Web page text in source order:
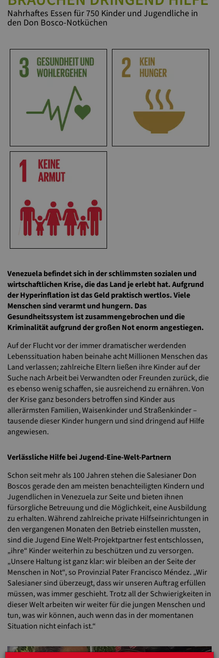
Nahrhaftes Essen für 750 Kinder und Jugendliche in
den Don Bosco-Notküchen
Venezuela befindet sich in der schlimmsten sozialen und
wirtschaftlichen Krise, die das Land je erlebt hat. Aufgrund
der Hyperinflation ist das Geld praktisch wertlos. Viele
Menschen sind verarmt und hungern. Das
Gesundheitssystem ist zusammengebrochen und die
Kriminalität aufgrund der großen Not enorm angestiegen.
Auf der Flucht vor der immer dramatischer werdenden
Lebenssituation haben beinahe achtMillionen Menschen das
Land verlassen; zahlreiche Eltern ließen ihre Kinder auf der
Suche nach Arbeit bei Verwandten oder Freunden zurück, die
es ebenso wenig schaffen, sie ausreichend zu ernähren. Von
der Krise ganz besonders betroffen sind Kinder aus
allerärmsten Familien, Waisenkinder und Straßenkinder –
tausende dieser Kinder hungern und sind dringend auf Hilfe
angewiesen.
Verlässliche Hilfe bei Jugend-Eine-Welt-Partnern
Schon seit mehr als 100 Jahren stehen die Salesianer Don
Boscos gerade den am meisten benachteiligten Kindern und
Jugendlichen in Venezuela zur Seite und bieten ihnen
fürsorgliche Betreuung und die Möglichkeit, eine Ausbildung
zu erhalten. Während zahlreiche private Hilfseinrichtungen in
den vergangenen Monaten den Betrieb einstellen mussten,
sind die Jugend Eine Welt-Projektpartner fest entschlossen,
„ihre“ Kinder weiterhin zu beschützen und zu versorgen.
„Unsere Haltung ist ganz klar: wir bleiben an der Seite der
Menschen in Not“, so Provinzial Pater Francisco Méndez. „Wir
Salesianer sind überzeugt, dass wir unseren Auftrag erfüllen
müssen, was immer geschieht. Trotz all der Schwierigkeiten in
dieser Welt arbeiten wir weiter für die jungen Menschen und
tun, was wir können, auch wenn das in der momentanen
Situation nicht einfach ist.“